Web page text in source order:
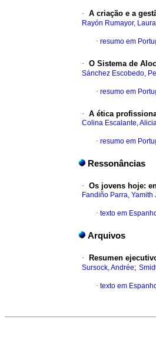
· A criação e a
Rayón Rumayor, Laura
· resumo em
· O Sistema de
Sánchez Escobedo,
· resumo em
· A ética
Colina Escalante,
· resumo em
Ressonâncias
· Os jovens hoje:
Fandiño Parra, Yamith
· texto em
Arquivos
· Resumen
Sursock, Andrée;
· texto em